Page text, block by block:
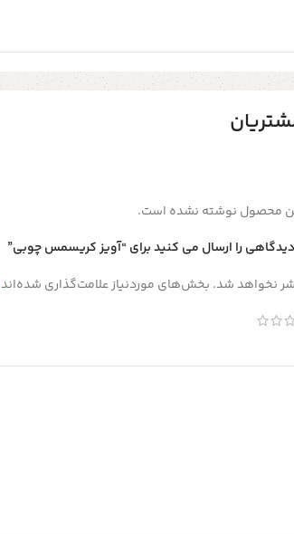
محصول نوشته نشده است.
را ارسال می کنید برای “آویز کریسمس چوبی”
نخواهد شد. بخش‌های موردنیاز علامت‌گذاری شده‌اند